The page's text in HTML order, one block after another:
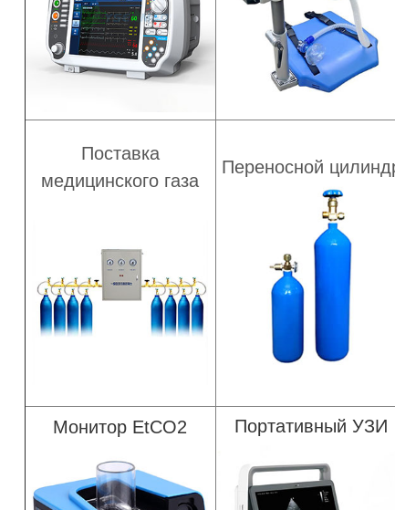
Поставка
медицинского газа
Переносной
Монитор EtCO2 Портативный УЗИ